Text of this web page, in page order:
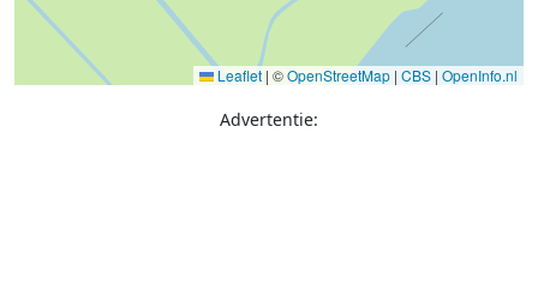
Leaflet | ©OpenStreetMap | CBS | OpenInfo.nl
Advertentie: